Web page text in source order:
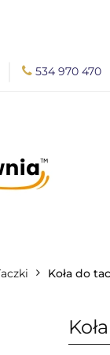
534 970 470
DO
Nasze Produkty
Koła do